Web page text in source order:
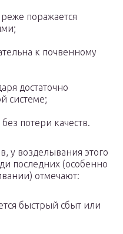
поражается
к почвенному
достаточно
системе;
потери качеств.
у возделывания этого
последних (особенно
отмечают:
быстрый сбыт или